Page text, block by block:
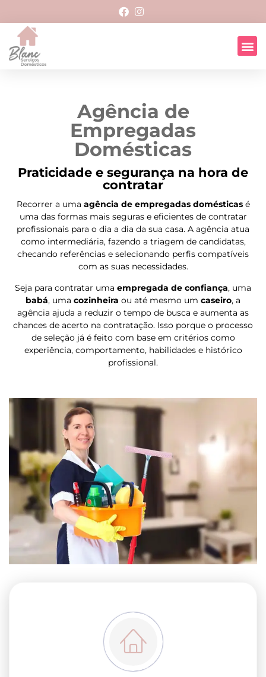
Agência de
Empregadas
Domésticas
Praticidade e segurança na hora de
contratar
Recorrer a uma agência de empregadas domésticasé
uma das formas mais seguras e eficientes de contratar
profissionais para o dia a dia da sua casa. A agência atua
como intermediária, fazendo a triagem de candidatas,
checando referências e selecionando perfis compatíveis
com as suas necessidades.
Seja para contratar uma empregada de confiança, uma
babá, uma cozinheira ou até mesmo um caseiro, a
agência ajuda a reduzir o tempo de busca e aumenta as
chances de acerto na contratação. Isso porque o processo
de seleção já é feito com base em critérios como
experiência, comportamento, habilidades e histórico
profissional.